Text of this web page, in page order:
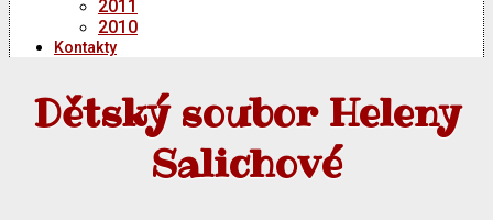
2011
2010
Kontakty
Dětský soubor Heleny
Salichové